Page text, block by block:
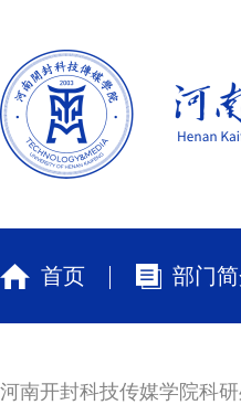
首页 部门
河南开封科技传媒学院科研